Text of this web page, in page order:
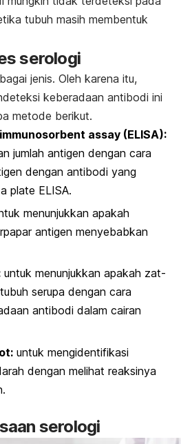
tubuh masih membentuk
serologi
jenis. Oleh karena itu,
keberadaan antibodi ini
metode berikut.
assay (ELISA):
jumlah antigen dengan cara
dengan antibodi yang
plate ELISA.
menunjukkan apakah
antigen menyebabkan
untuk menunjukkan apakah zat-
serupa dengan cara
antibodi dalam cairan
: untuk mengidentifikasi
dengan melihat reaksinya
serologi